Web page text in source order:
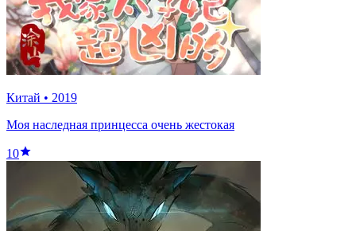
Китай • 2019
Моя наследная принцесса очень жестокая
10